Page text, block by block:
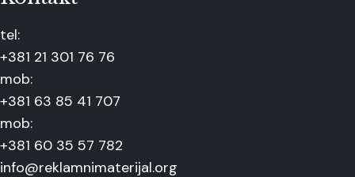
tel:
+381 21 301 76 76
mob:
+381 63 85 41 707
mob:
+381 60 35 57 782
info@reklamnimaterijal.org